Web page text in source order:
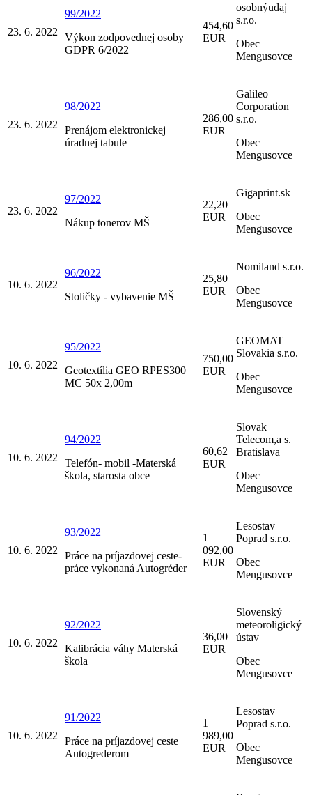
23. 6. 2022
99/2022
Výkon zodpovednej osoby
GDPR 6/2022
454,60
EUR
osobnýudaj
s.r.o.
Obec
Mengusovce
23. 6. 2022
98/2022
Prenájom elektronickej
úradnej tabule
286,00
EUR
Galileo
Corporation
s.r.o.
Obec
Mengusovce
23. 6. 2022
97/2022
Nákup tonerov MŠ
22,20
EUR
Gigaprint.sk
Obec
Mengusovce
10. 6. 2022
96/2022
Stoličky - vybavenie MŠ
25,80
EUR
Nomiland s.r.o.
Obec
Mengusovce
10. 6. 2022
95/2022
Geotextília GEO RPES300
MC 50x 2,00m
750,00
EUR
GEOMAT
Slovakia s.r.o.
Obec
Mengusovce
10. 6. 2022
94/2022
Telefón- mobil -Materská
škola, starosta obce
60,62
EUR
Slovak
Telecom,a s.
Bratislava
Obec
Mengusovce
10. 6. 2022
93/2022
Práce na príjazdovej ceste-
práce vykonaná Autogréder
1
092,00
EUR
Lesostav
Poprad s.r.o.
Obec
Mengusovce
10. 6. 2022
92/2022
Kalibrácia váhy Materská
škola
36,00
EUR
Slovenský
meteoroligický
ústav
Obec
Mengusovce
10. 6. 2022
91/2022
Práce na príjazdovej ceste
Autogrederom
1
989,00
EUR
Lesostav
Poprad s.r.o.
Obec
Mengusovce